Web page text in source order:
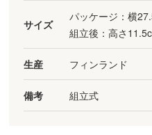
サイズ
パッケージ：横
組立後：高さ
生産 フィンランド
備考 組立式